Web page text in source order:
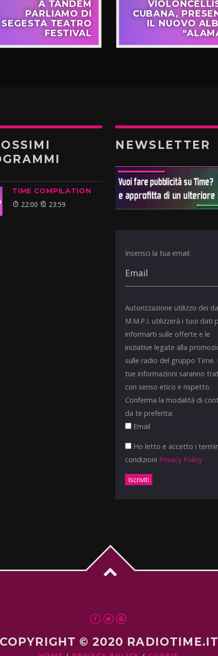
A TANDEM
PARLIAMO DI
SEGESTA TEATRO
FESTIVAL
CUBANA,
IL NUOVO
TIME COMPILATION
22:00 23:59
NEWSLETTER
Inserisci la tua email:
Autorizzazione utilizzo dei
M.M.P.I. utilizzerà i tuoi dati
informarti sulle offerte e le
iniziative legate alla
sulle radio del gruppo Time.
tue informazioni saranno
con senso etico e rispetto.
Conferma la modalità di
da te preferita:
Email
Ho letto e accetto i
condizioni Privacy Policy
COPYRIGHT © 2020 RADIOTIME.IT